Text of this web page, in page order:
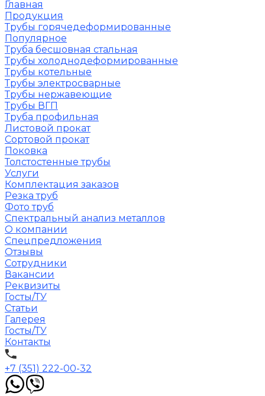
Главная
Продукция
Трубы горячедеформированные
Популярное
Труба бесшовная стальная
Трубы холоднодеформированные
Трубы котельные
Трубы электросварные
Трубы нержавеющие
Трубы ВГП
Труба профильная
Листовой прокат
Сортовой прокат
Поковка
Толстостенные трубы
Услуги
Комплектация заказов
Резка труб
Фото труб
Спектральный анализ металлов
О компании
Спецпредложения
Отзывы
Сотрудники
Вакансии
Реквизиты
Госты/ТУ
Статьи
Галерея
Госты/ТУ
Контакты
+7 (351) 222-00-32